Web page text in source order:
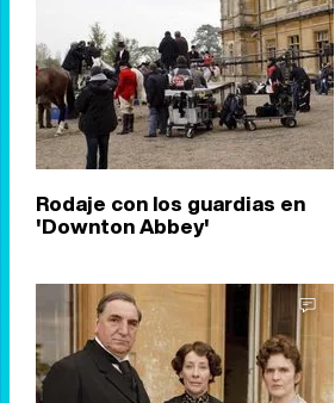
Rodaje con los guardias en
'Downton Abbey'